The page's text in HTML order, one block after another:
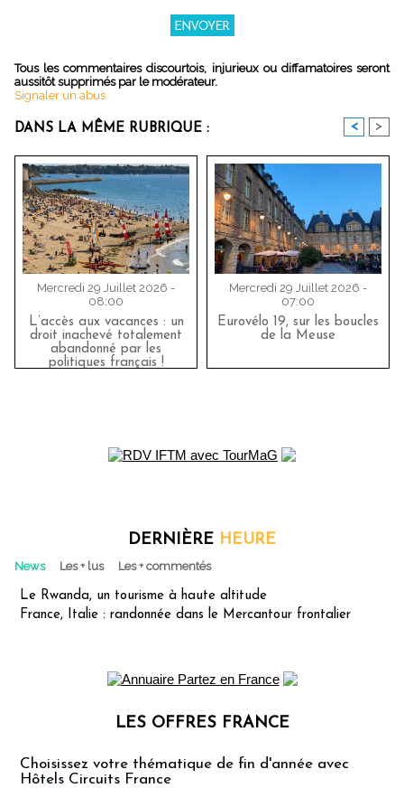
Tous les commentaires discourtois, injurieux ou diffamatoires seront
aussitôt supprimés par le modérateur.
Signaler un abus
DANS LA MÊME RUBRIQUE : < >
Mercredi 29 Juillet 2026 -
08:00
L’accès aux vacances : un
droit inachevé totalement
abandonné par les
politiques français !
Mercredi 29 Juillet 2026 -
07:00
Eurovélo 19, sur les boucles
de la Meuse
DERNIÈRE HEURE
News Les + lus Les + commentés
Le Rwanda, un tourisme à haute altitude
France, Italie : randonnée dans le Mercantour frontalier
LES OFFRES FRANCE
Choisissez votre thématique de fin d'année avec
Hôtels Circuits France